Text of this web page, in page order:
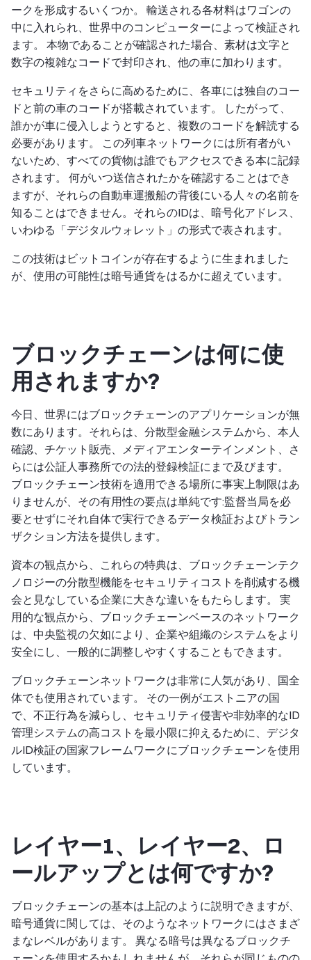
ークを形成するいくつか。 輸送される各材料はワゴンの
中に入れられ、世界中のコンピューターによって検証され
ます。 本物であることが確認された場合、素材は文字と
数字の複雑なコードで封印され、他の車に加わります。
セキュリティをさらに高めるために、各車には独自のコー
ドと前の車のコードが搭載されています。 したがって、
誰かが車に侵入しようとすると、複数のコードを解読する
必要があります。 この列車ネットワークには所有者がい
ないため、すべての貨物は誰でもアクセスできる本に記録
されます。 何がいつ送信されたかを確認することはでき
ますが、それらの自動車運搬船の背後にいる人々の名前を
知ることはできません。それらのIDは、暗号化アドレス、
いわゆる「デジタルウォレット」の形式で表されます。
この技術はビットコインが存在するように生まれました
が、使用の可能性は暗号通貨をはるかに超えています。
ブロックチェーンは何に使
用されますか?
今日、世界にはブロックチェーンのアプリケーションが無
数にあります。それらは、分散型金融システムから、本人
確認、チケット販売、メディアエンターテインメント、さ
らには公証人事務所での法的登録検証にまで及びます。
ブロックチェーン技術を適用できる場所に事実上制限はあ
りませんが、その有用性の要点は単純です:監督当局を必
要とせずにそれ自体で実行できるデータ検証およびトラン
ザクション方法を提供します。
資本の観点から、これらの特典は、ブロックチェーンテク
ノロジーの分散型機能をセキュリティコストを削減する機
会と見なしている企業に大きな違いをもたらします。 実
用的な観点から、ブロックチェーンベースのネットワーク
は、中央監視の欠如により、企業や組織のシステムをより
安全にし、一般的に調整しやすくすることもできます。
ブロックチェーンネットワークは非常に人気があり、国全
体でも使用されています。 その一例がエストニアの国
で、不正行為を減らし、セキュリティ侵害や非効率的なID
管理システムの高コストを最小限に抑えるために、デジタ
ルID検証の国家フレームワークにブロックチェーンを使用
しています。
レイヤー1、レイヤー2、ロ
ールアップとは何ですか?
ブロックチェーンの基本は上記のように説明できますが、
暗号通貨に関しては、そのようなネットワークにはさまざ
まなレベルがあります。 異なる暗号は異なるブロックチ